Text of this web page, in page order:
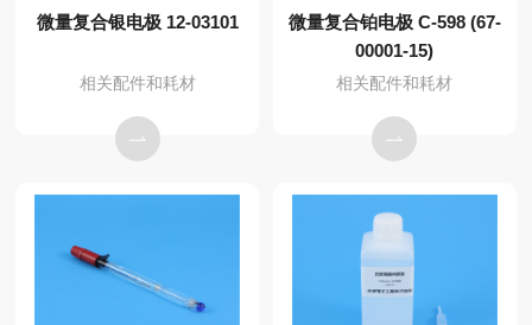
微量复合银电极 12-03101
相关配件和耗材
微量复合铂电极 C-598 (67-
00001-15)
相关配件和耗材